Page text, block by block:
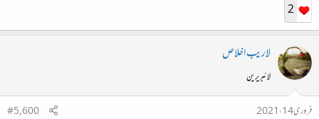
2
لاريب اخلاص
لائبریرین
فروری 14، 2021
#5,600